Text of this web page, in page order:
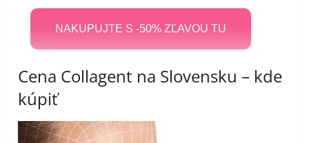
NAKUPUJTE S -50% ZĽAVOU TU
Cena Collagent na Slovensku – kde
kúpiť